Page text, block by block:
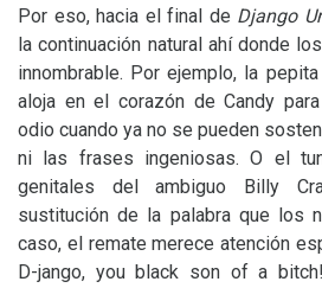
Por eso, hacia el final de Django
la continuación natural ahí donde
innombrable. Por ejemplo, la
aloja en el corazón de Candy
odio cuando ya no se pueden
ni las frases ingeniosas. O el
genitales del ambiguo Billy
sustitución de la palabra que los
caso, el remate merece atención
D-jango, you black son of a